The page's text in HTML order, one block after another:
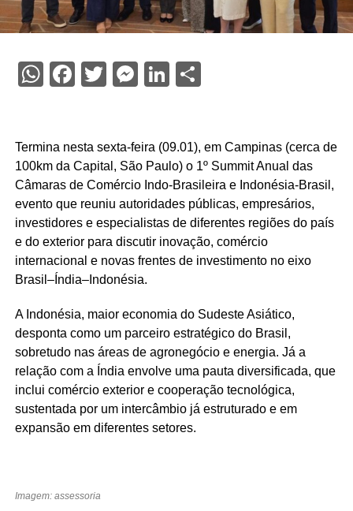
WhatsApp
Facebook
Twitter
Messenger
LinkedIn
Share
Termina nesta sexta-feira (09.01), em Campinas (cerca de
100km da Capital, São Paulo) o 1º Summit Anual das
Câmaras de Comércio Indo-Brasileira e Indonésia-Brasil,
evento que reuniu autoridades públicas, empresários,
investidores e especialistas de diferentes regiões do país
e do exterior para discutir inovação, comércio
internacional e novas frentes de investimento no eixo
Brasil–Índia–Indonésia.
A Indonésia, maior economia do Sudeste Asiático,
desponta como um parceiro estratégico do Brasil,
sobretudo nas áreas de agronegócio e energia. Já a
relação com a Índia envolve uma pauta diversificada, que
inclui comércio exterior e cooperação tecnológica,
sustentada por um intercâmbio já estruturado e em
expansão em diferentes setores.
Imagem: assessoria